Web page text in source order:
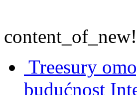
content_of_new!
Treesury
budućnost